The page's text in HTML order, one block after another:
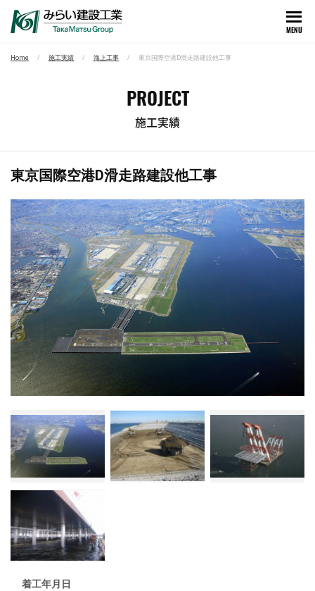
MENU
Home 施工実績 海上工事 東京国際空港D滑走路建設他工事
PROJECT
施工実績
東京国際空港D滑走路建設他工事
着工年月日